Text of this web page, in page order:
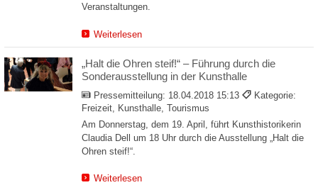
Veranstaltungen.
Weiterlesen
„Halt die Ohren steif!“ – Führung durch die
Sonderausstellung in der Kunsthalle
Pressemitteilung: 18.04.2018 15:13
Kategorie:
Freizeit, Kunsthalle, Tourismus
Am Donnerstag, dem 19. April, führt Kunsthistorikerin
Claudia Dell um 18 Uhr durch die Ausstellung „Halt die
Ohren steif!“.
Weiterlesen